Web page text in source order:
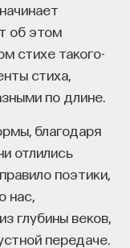
об этом
стихе такого-
стиха,
по длине.
благодаря
отлились
поэтики,
нас,
глубины веков,
передаче.